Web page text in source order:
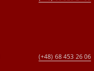
(+48) 68 453 26 06